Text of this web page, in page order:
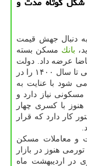
به دنبال جهش قیمت
بانك مسكن بسته
عرضه داد. دولت
هم برنامه تولید و عرضه ۴۰۰ هزار واحد مسكونی تا سال ۱۴۰۰ را در
شود با عنایت به
مسكونی نیاز دارد و
كشور، هنوز با كسری چهار
كار دارد كه قرار
و معاملات مسكن
هنوز در بازار
در اردیبهشت ماه